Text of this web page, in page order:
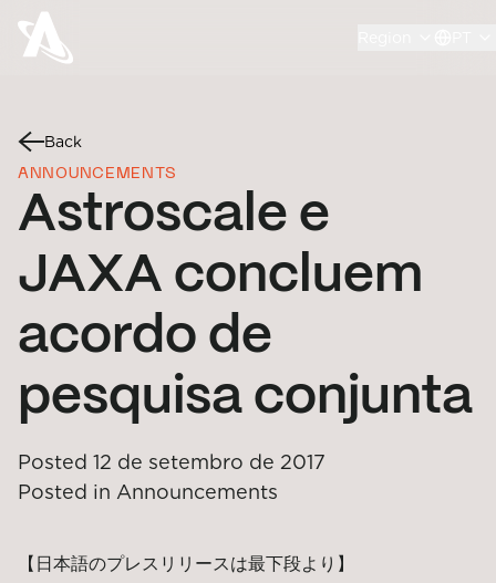
Back
ANNOUNCEMENTS
Astroscale e
JAXA concluem
acordo de
pesquisa conjunta
Posted 12 de setembro de 2017
Posted in Announcements
【日本語のプレスリリースは最下段より】